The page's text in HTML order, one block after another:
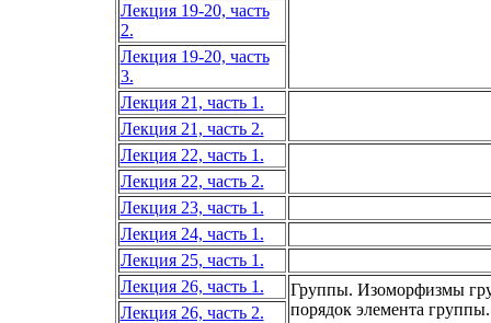
Лекция 19-20, часть
2.
Лекция 19-20, часть
3.
Лекция 21, часть 1.
Лекция 21, часть 2.
Лекция 22, часть 1.
Лекция 22, часть 2.
Лекция 23, часть 1.
Лекция 24, часть 1.
Лекция 25, часть 1.
Лекция 26, часть 1.
Группы. Изоморфизмы
порядок элемента группы.
Лекция 26, часть 2.